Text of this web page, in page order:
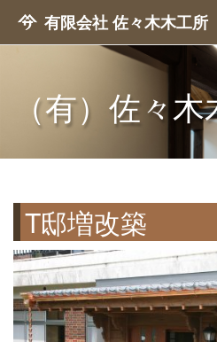
有限会社 佐々木木工所
（有）佐々
T邸増改築